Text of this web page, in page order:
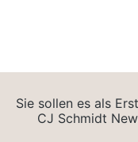
Sie sollen es als
CJ Schmidt